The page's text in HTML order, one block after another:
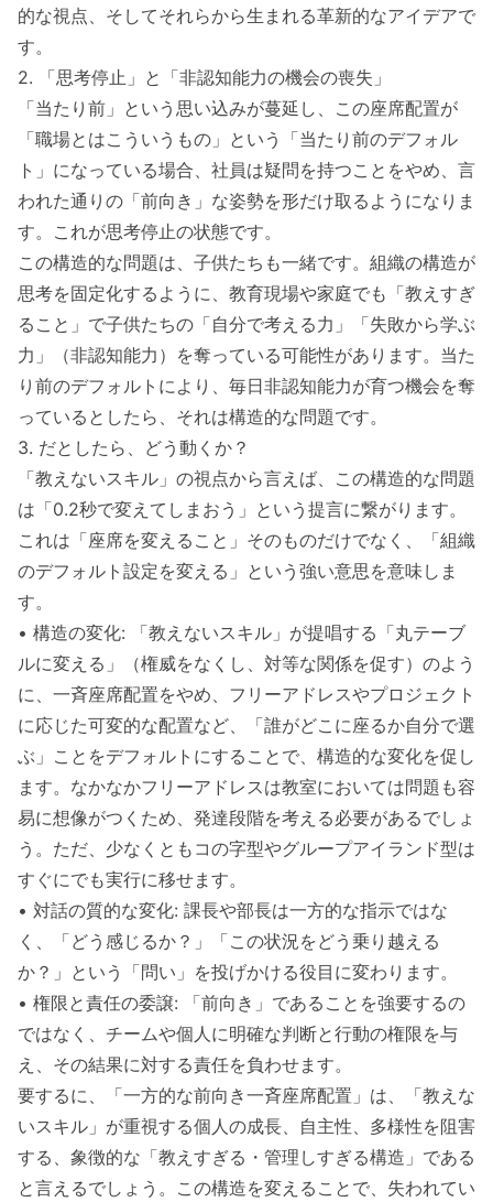
的な視点、そしてそれらから生まれる革新的なアイデアで
す。
2. 「思考停止」と「非認知能力の機会の喪失」
「当たり前」という思い込みが蔓延し、この座席配置が
「職場とはこういうもの」という「当たり前のデフォル
ト」になっている場合、社員は疑問を持つことをやめ、言
われた通りの「前向き」な姿勢を形だけ取るようになりま
す。これが思考停止の状態です。
この構造的な問題は、子供たちも一緒です。組織の構造が
思考を固定化するように、教育現場や家庭でも「教えすぎ
ること」で子供たちの「自分で考える力」「失敗から学ぶ
力」（非認知能力）を奪っている可能性があります。当た
り前のデフォルトにより、毎日非認知能力が育つ機会を奪
っているとしたら、それは構造的な問題です。
3. だとしたら、どう動くか？
「教えないスキル」の視点から言えば、この構造的な問題
は「0.2秒で変えてしまおう」という提言に繋がります。
これは「座席を変えること」そのものだけでなく、「組織
のデフォルト設定を変える」という強い意思を意味しま
す。
• 構造の変化: 「教えないスキル」が提唱する「丸テーブ
ルに変える」（権威をなくし、対等な関係を促す）のよう
に、一斉座席配置をやめ、フリーアドレスやプロジェクト
に応じた可変的な配置など、「誰がどこに座るか自分で選
ぶ」ことをデフォルトにすることで、構造的な変化を促し
ます。なかなかフリーアドレスは教室においては問題も容
易に想像がつくため、発達段階を考える必要があるでしょ
う。ただ、少なくともコの字型やグループアイランド型は
すぐにでも実行に移せます。
• 対話の質的な変化: 課長や部長は一方的な指示ではな
く、「どう感じるか？」「この状況をどう乗り越える
か？」という「問い」を投げかける役目に変わります。
• 権限と責任の委譲: 「前向き」であることを強要するの
ではなく、チームや個人に明確な判断と行動の権限を与
え、その結果に対する責任を負わせます。
要するに、「一方的な前向き一斉座席配置」は、「教えな
いスキル」が重視する個人の成長、自主性、多様性を阻害
する、象徴的な「教えすぎる・管理しすぎる構造」である
と言えるでしょう。この構造を変えることで、失われてい